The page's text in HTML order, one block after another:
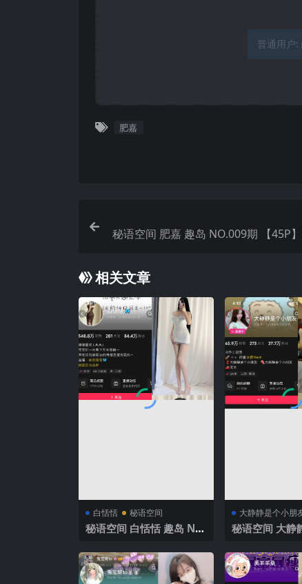
普通用户:
肥嘉
秘语空间 肥嘉 趣岛 NO.009期 【45P
相关文章
白恬恬 秘语空间
秘语空间 白恬恬 趣岛 NO.
年最新完整版
大静静是个小朋
秘语空间 大静
V】2025年最